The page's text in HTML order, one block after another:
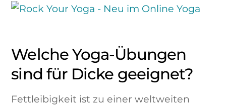
Welche Yoga-Übungen
sind für Dicke geeignet?
Fettleibigkeit ist zu einer weltweiten